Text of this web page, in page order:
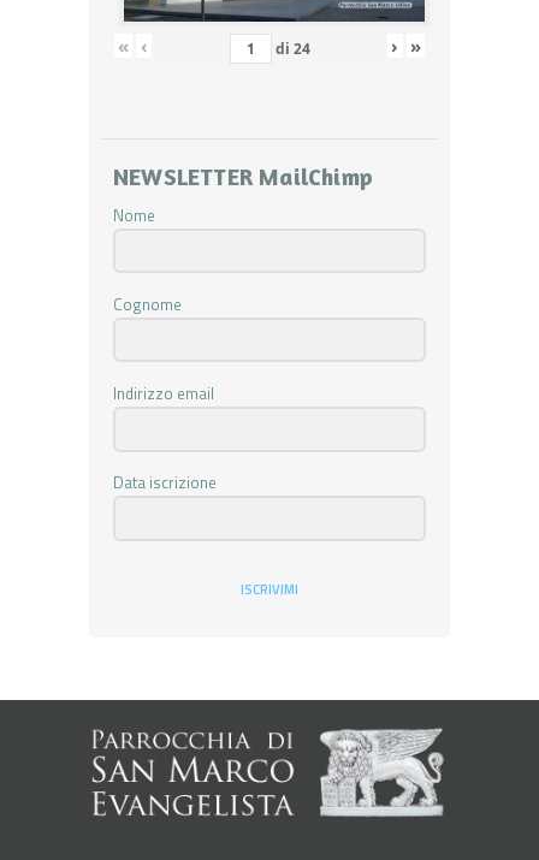
« ‹ di 24 › »
NEWSLETTER MailChimp
Nome
Cognome
Indirizzo email
Data iscrizione
ISCRIVIMI